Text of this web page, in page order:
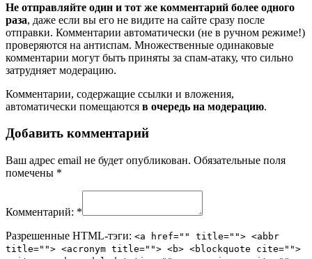
Не отправляйте один и тот же комментарий более одного
раза, даже если вы его не видите на сайте сразу после
отправки. Комментарии автоматически (не в ручном режиме!)
проверяются на антиспам. Множественные одинаковые
комментарии могут быть приняты за спам-атаку, что сильно
затрудняет модерацию.
Комментарии, содержащие ссылки и вложения,
автоматически помещаются в очередь на модерацию.
Добавить комментарий
Ваш адрес email не будет опубликован. Обязательные поля
помечены *
Комментарий: *
Разрешенные HTML-тэги: <a href="" title=""> <abbr
title=""> <acronym title=""> <b> <blockquote cite="">